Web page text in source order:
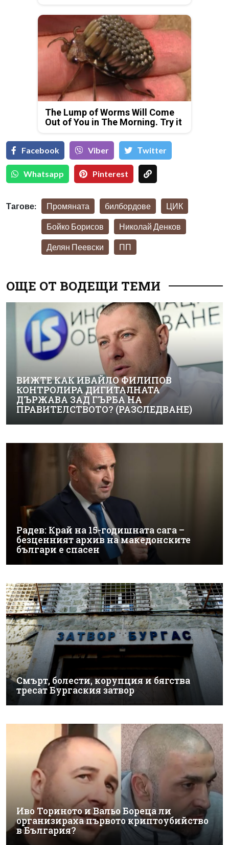
The Lump of Worms Will Come
Out of You in The Morning. Try it
Facebook Viber Тwitter
Whatsapp Pinterest
Тагове: Промяната билбордове ЦИК
Бойко Борисов Николай Денков
Делян Пеевски ПП
ОЩЕ ОТ ВОДЕЩИ ТЕМИ
ВИЖТЕ КАК ИВАЙЛО ФИЛИПОВ
КОНТРОЛИРА ДИГИТАЛНАТА
ДЪРЖАВА ЗАД ГЪРБА НА
ПРАВИТЕЛСТВОТО? (РАЗСЛЕДВАНЕ)
Радев: Край на 15-годишната сага –
безценният архив на македонските
българи е спасен
Смърт, болести, корупция и бягства
тресат Бургаския затвор
Иво Ториното и Вальо Бореца ли
организираха първото криптоубийство
в България?